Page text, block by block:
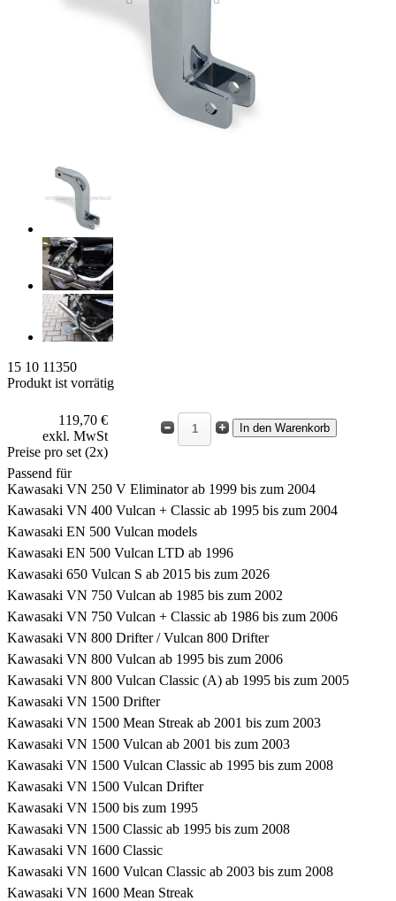
15 10 11350
Produkt ist vorrätig
119,70 €
exkl. MwSt
Preise pro set (2x)
Passend für
Kawasaki VN 250 V Eliminator ab 1999 bis zum 2004
Kawasaki VN 400 Vulcan + Classic ab 1995 bis zum 2004
Kawasaki EN 500 Vulcan models
Kawasaki EN 500 Vulcan LTD ab 1996
Kawasaki 650 Vulcan S ab 2015 bis zum 2026
Kawasaki VN 750 Vulcan ab 1985 bis zum 2002
Kawasaki VN 750 Vulcan + Classic ab 1986 bis zum 2006
Kawasaki VN 800 Drifter / Vulcan 800 Drifter
Kawasaki VN 800 Vulcan ab 1995 bis zum 2006
Kawasaki VN 800 Vulcan Classic (A) ab 1995 bis zum 2005
Kawasaki VN 1500 Drifter
Kawasaki VN 1500 Mean Streak ab 2001 bis zum 2003
Kawasaki VN 1500 Vulcan ab 2001 bis zum 2003
Kawasaki VN 1500 Vulcan Classic ab 1995 bis zum 2008
Kawasaki VN 1500 Vulcan Drifter
Kawasaki VN 1500 bis zum 1995
Kawasaki VN 1500 Classic ab 1995 bis zum 2008
Kawasaki VN 1600 Classic
Kawasaki VN 1600 Vulcan Classic ab 2003 bis zum 2008
Kawasaki VN 1600 Mean Streak